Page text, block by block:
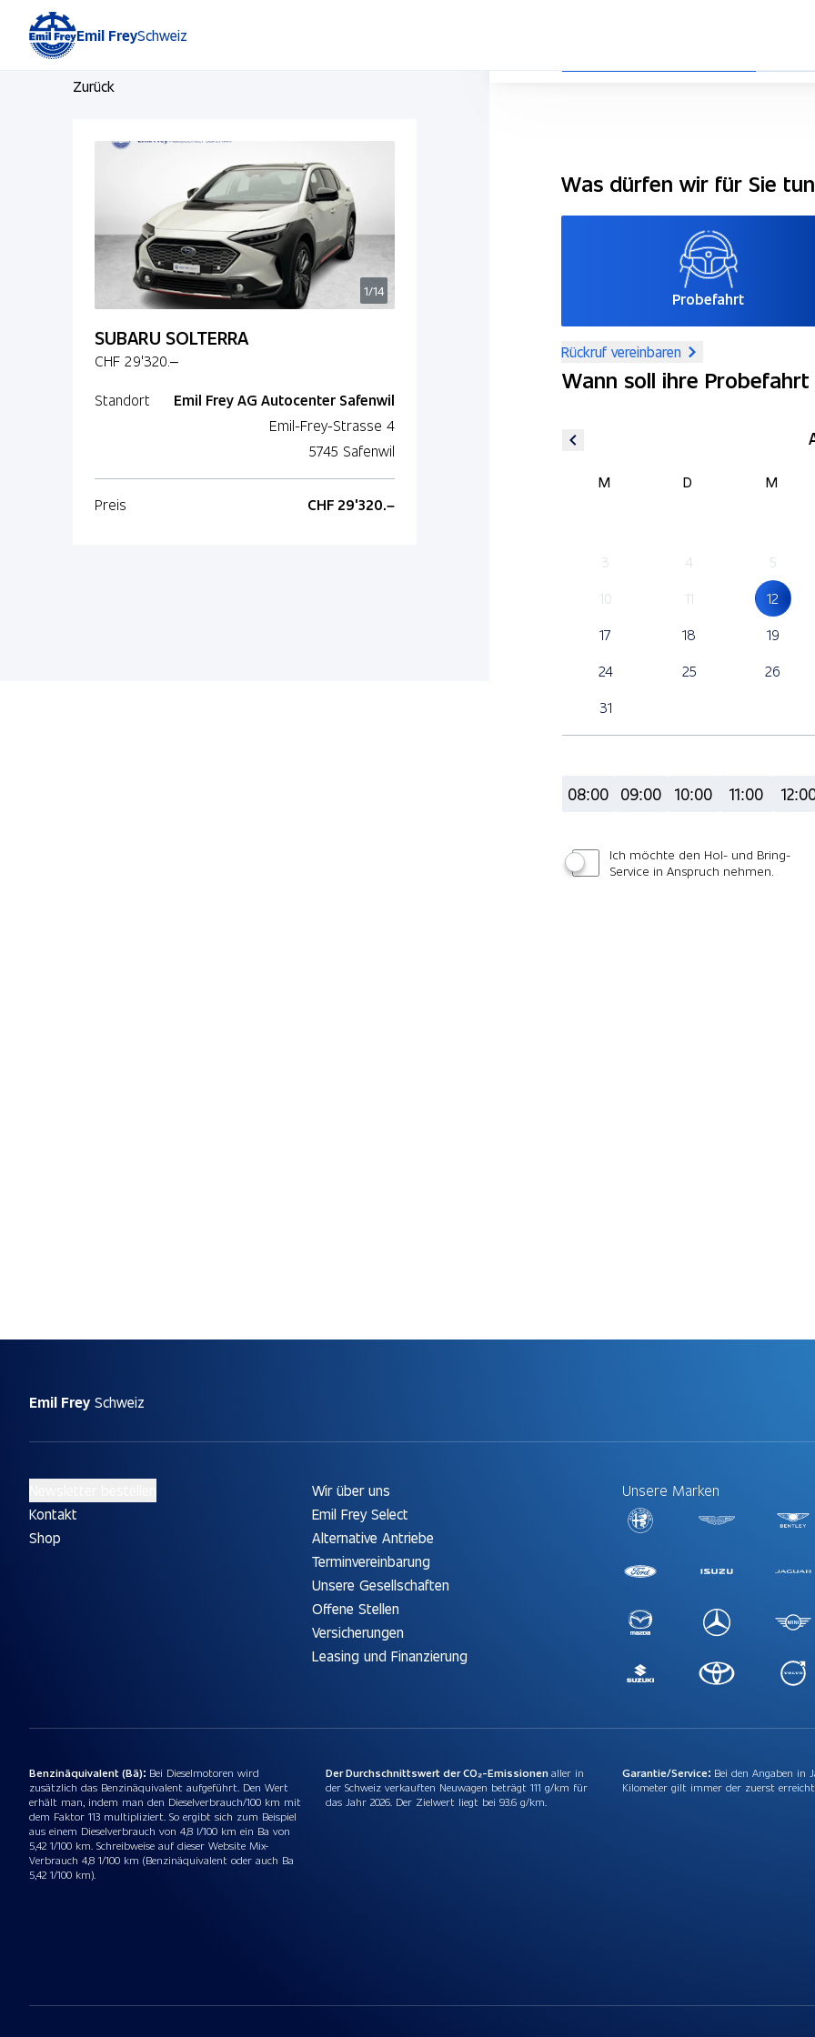
Emil FreySchweiz
Zurück
1/14
SUBARU SOLTERRA
CHF 29'320.–
Standort
Emil Frey AG Autocenter Safenwil
Emil-Frey-Strasse 4
5745 Safenwil
Preis CHF 29'320.–
Was dürfen wir für Sie
Probefahrt
Rückruf vereinbaren
Wann soll ihre
M D M
3
4 5
10
11 12
17
18 19
24
25 26
31
08:00 09:00 10:00 11:00
Ich möchte den Hol- und Bring-
Service in Anspruch nehmen.
Emil Frey Schweiz
Kontakt
Shop
Wir über uns
Emil Frey Select
Alternative Antriebe
Terminvereinbarung
Unsere Gesellschaften
Offene Stellen
Versicherungen
Leasing und Finanzierung
Unsere Marken
Benzinäquivalent (Bä): Bei Dieselmotoren wird
zusätzlich das Benzinäquivalent aufgeführt. Den Wert
erhält man, indem man den Dieselverbrauch/100 km mit
dem Faktor 113 multipliziert. So ergibt sich zum Beispiel
aus einem Dieselverbrauch von 4,8 l/100 km ein Ba von
5,42 1/100 km. Schreibweise auf dieser Website Mix-
Verbrauch 4,8 1/100 km (Benzinäquivalent oder auch Ba
5,42 1/100 km).
Der Durchschnittswert der CO₂-Emissionenaller in
der Schweiz verkauften Neuwagen beträgt 111 g/km für
das Jahr 2026. Der Zielwert liegt bei 93.6 g/km.
Garantie/Service: Bei den Angaben in
Kilometer gilt immer der zuerst